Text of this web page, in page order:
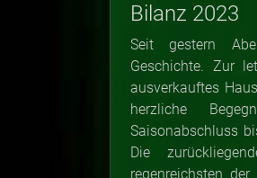
Bilanz 2023
Seit gestern
Geschichte. Zur
ausverkauftes
herzliche
Saisonabschluss
Die
regenreichsten